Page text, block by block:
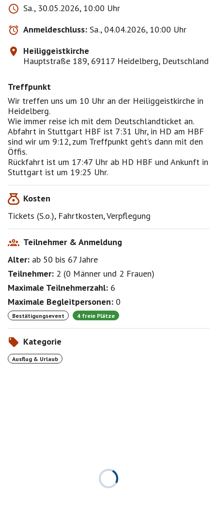
Der Anmeldeschluss ist sehr früh, damit ich das Event
frühzeitig absagen kann, wenn es nicht auf Interesse
stößt.
Sa., 30.05.2026, 10:00 Uhr
Anmeldeschluss: Sa., 04.04.2026, 10:00 Uhr
Heiliggeistkirche
Hauptstraße 189, 69117 Heidelberg, Deutschland
Treffpunkt
Wir treffen uns um 10 Uhr an der Heiliggeistkirche in
Heidelberg.
Wie immer reise ich mit dem Deutschlandticket an.
Abfahrt in Stuttgart HBF ist 7:31 Uhr, in HD am HBF
sind wir um 9:12, zum Treffpunkt geht’s dann mit den
Öffis.
Rückfahrt ist um 17:47 Uhr ab HD HBF und Ankunft in
Stuttgart ist um 19:25 Uhr.
Kosten
Tickets (S.o.), Fahrtkosten, Verpflegung
Teilnehmer & Anmeldung
Alter: ab 50 bis 67Jahre
Teilnehmer: 2 (0 Männer und 2 Frauen)
Maximale Teilnehmerzahl: 6
Maximale Begleitpersonen: 0
Bestätigungsevent 4 freie Plätze
Kategorie
Ausflug & Urlaub